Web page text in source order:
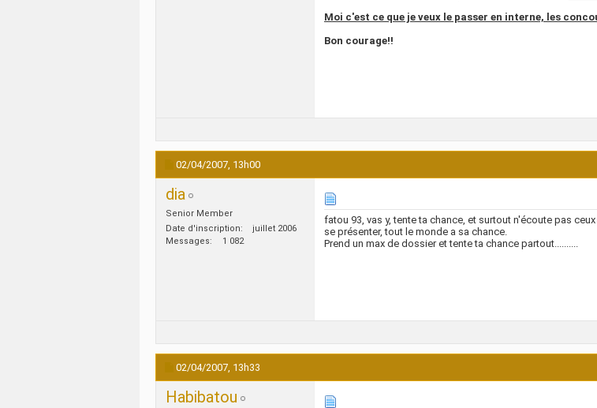
Moi c'est ce que je veux le passer en interne, les
Bon courage!!
02/04/2007, 13h00
dia
Senior Member
Date d'inscription
juillet 2006
Messages
1 082
fatou 93, vas y, tente ta chance, et surtout n'écoute pas
se présenter, tout le monde a sa chance.
Prend un max de dossier et tente ta chance partout..........
02/04/2007, 13h33
Habibatou